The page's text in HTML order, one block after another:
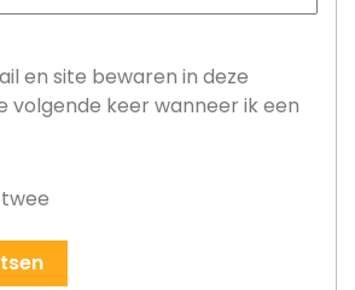
en site bewaren in deze
volgende keer wanneer ik een
twee